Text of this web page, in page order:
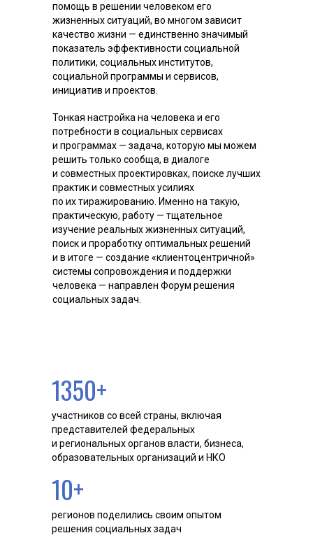
помощь в решении человеком его
жизненных ситуаций, во многом зависит
качество жизни — единственно значимый
показатель эффективности социальной
политики, социальных институтов,
социальной программы и сервисов,
инициатив и проектов.
Тонкая настройка на человека и его
потребности в социальных сервисах
и программах — задача, которую мы можем
решить только сообща, в диалоге
и совместных проектировках, поиске лучших
практик и совместных усилиях
по их тиражированию. Именно на такую,
практическую, работу — тщательное
изучение реальных жизненных ситуаций,
поиск и проработку оптимальных решений
и в итоге — создание «клиентоцентричной»
системы сопровождения и поддержки
человека — направлен Форум решения
социальных задач.
регионов поделились своим опытом
решения социальных задач
10+
участников со​ всей страны, включая
представителей федеральных
и региональных органов власти, бизнеса,
образовательных организаций и НКО
1350+